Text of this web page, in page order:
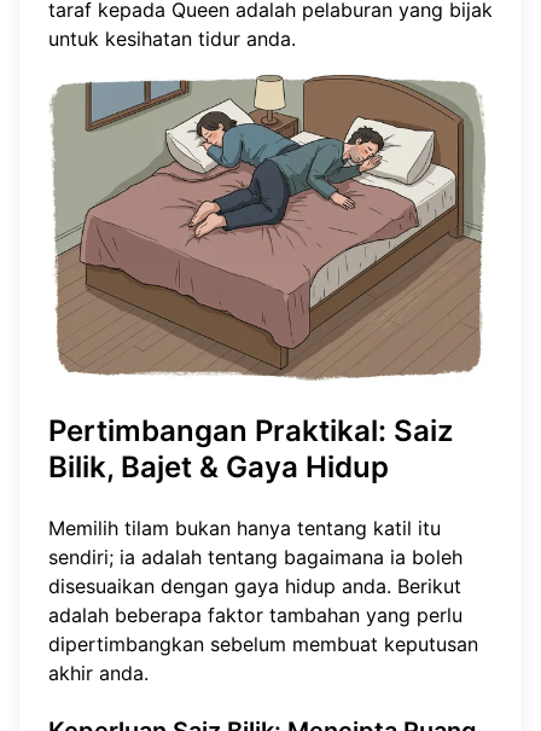
taraf kepada Queen adalah pelaburan yang bijak
untuk kesihatan tidur anda.
Pertimbangan Praktikal: Saiz
Bilik, Bajet & Gaya Hidup
Memilih tilam bukan hanya tentang katil itu
sendiri; ia adalah tentang bagaimana ia boleh
disesuaikan dengan gaya hidup anda. Berikut
adalah beberapa faktor tambahan yang perlu
dipertimbangkan sebelum membuat keputusan
akhir anda.